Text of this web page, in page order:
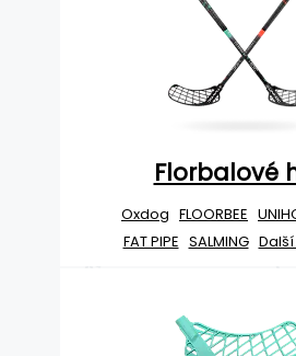
Florbalové
Oxdog FLOORBEE
FAT PIPE SALMING